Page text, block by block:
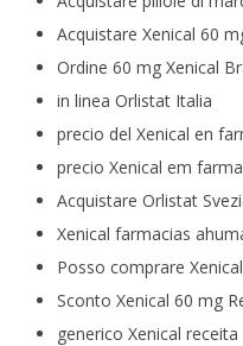
Acquistare Xenical 60
Ordine 60 mg Xenical
in linea Orlistat Italia
precio del Xenical en
precio Xenical em
Acquistare Orlistat
Xenical farmacias
Posso comprare
Sconto Xenical 60 mg
generico Xenical receita